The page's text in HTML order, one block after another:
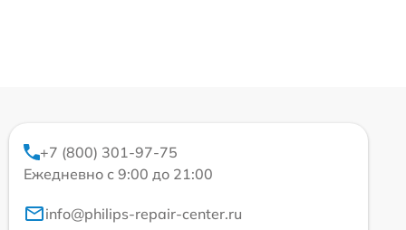
+7 (800) 301-97-75
Ежедневно с 9:00 до 21:00
info@philips-repair-center.ru